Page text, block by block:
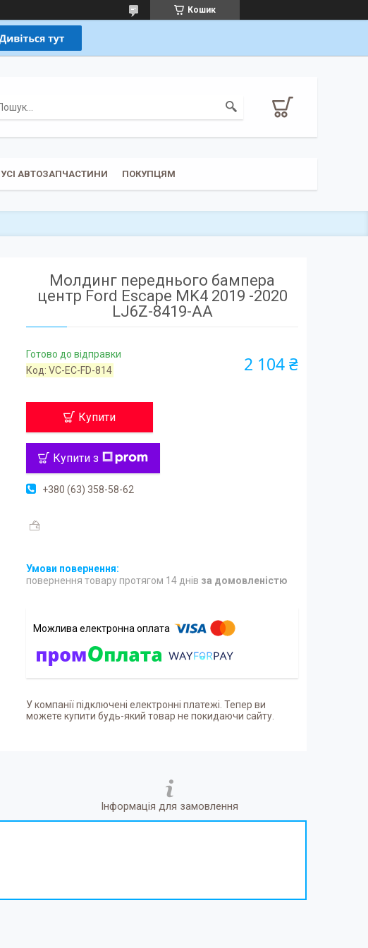
Кошик
УСІ АВТОЗАПЧАСТИНИ ПОКУПЦЯМ
Молдинг переднього бампера
центр Ford Escape MK4 2019 -2020
LJ6Z-8419-AA
Готово до відправки
Код:VC-EC-FD-814 2 104 ₴
Купити
Купити з
+380 (63) 358-58-62
повернення товару протягом 14 днів за домовленістю
У компанії підключені електронні платежі. Тепер ви
можете купити будь-який товар не покидаючи сайту.
Інформація для замовлення